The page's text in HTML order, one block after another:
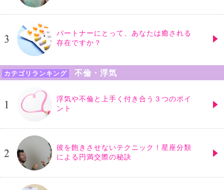
パートナーにとって、あなたは癒される
存在ですか？
カテゴリランキング 不倫・浮気
浮気や不倫と上手く付き合う３つのポイ
ント
彼を飽きさせないテクニック！星座分類
による円満交際の秘訣